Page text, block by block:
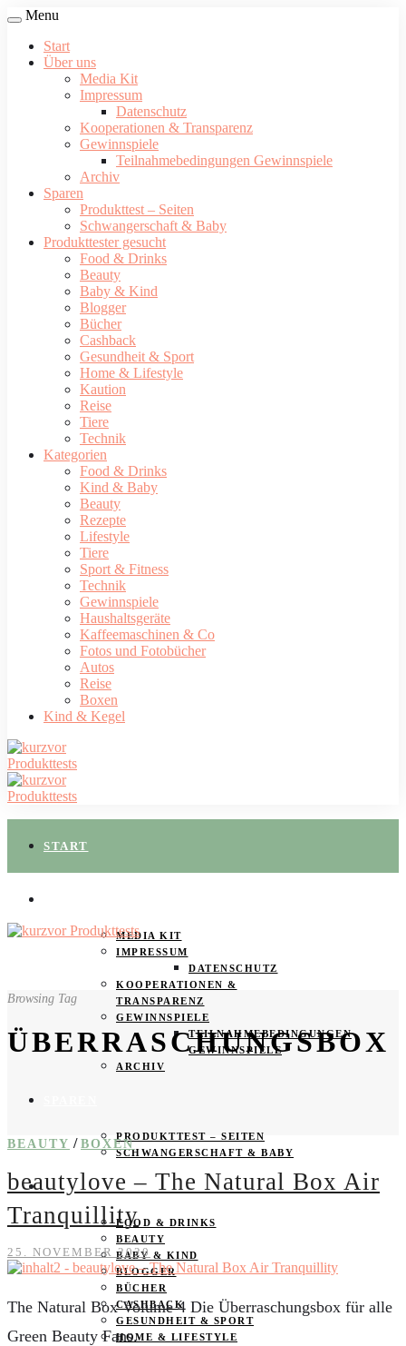
Menu
Start
Über uns
Media Kit
Impressum
Datenschutz
Kooperationen & Transparenz
Gewinnspiele
Teilnahmebedingungen Gewinnspiele
Archiv
Sparen
Produkttest – Seiten
Schwangerschaft & Baby
Produkttester gesucht
Food & Drinks
Beauty
Baby & Kind
Blogger
Bücher
Cashback
Gesundheit & Sport
Home & Lifestyle
Kaution
Reise
Tiere
Technik
Kategorien
Food & Drinks
Kind & Baby
Beauty
Rezepte
Lifestyle
Tiere
Sport & Fitness
Technik
Gewinnspiele
Haushaltsgeräte
Kaffeemaschinen & Co
Fotos und Fotobücher
Autos
Reise
Boxen
Kind & Kegel
START
MEDIA KIT
IMPRESSUM
DATENSCHUTZ
KOOPERATIONEN &
TRANSPARENZ
GEWINNSPIELE
TEILNAHMEBEDINGUNGEN
GEWINNSPIELE
ARCHIV
PRODUKTTEST – SEITEN
SCHWANGERSCHAFT & BABY
PRODUKTTESTER GESUCHT
FOOD & DRINKS
BEAUTY
BABY & KIND
BLOGGER
BÜCHER
CASHBACK
GESUNDHEIT & SPORT
HOME & LIFESTYLE
Browsing Tag
ÜBERRASCHUNGSBOX
BEAUTY / BOXEN
beautylove – The Natural Box Air
Tranquillity
25. NOVEMBER 2020
The Natural Box Volume 4 Die Überraschungsbox für alle
Green Beauty Fans.